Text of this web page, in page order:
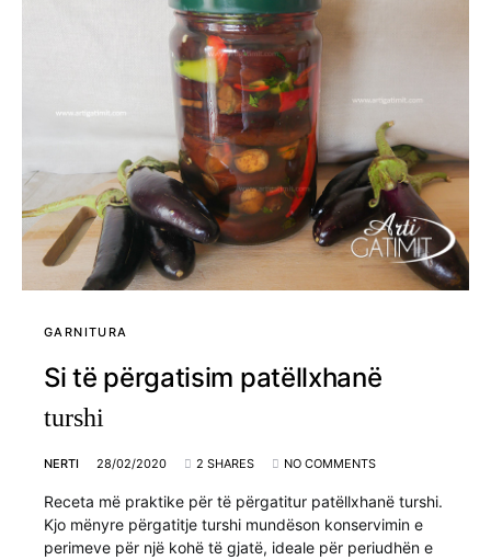
GARNITURA
Si të përgatisim patëllxhanë
turshi
NERTI 28/02/2020 2 SHARES NO COMMENTS
Receta më praktike për të përgatitur patëllxhanë turshi.
Kjo mënyre përgatitje turshi mundëson konservimin e
perimeve për një kohë të gjatë, ideale për periudhën e